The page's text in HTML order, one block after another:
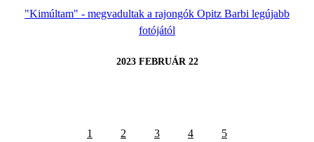
"Kimúltam" - megvadultak a rajongók Opitz Barbi legújabb
fotójától
2023 FEBRUÁR 22
1 2 3 4 5